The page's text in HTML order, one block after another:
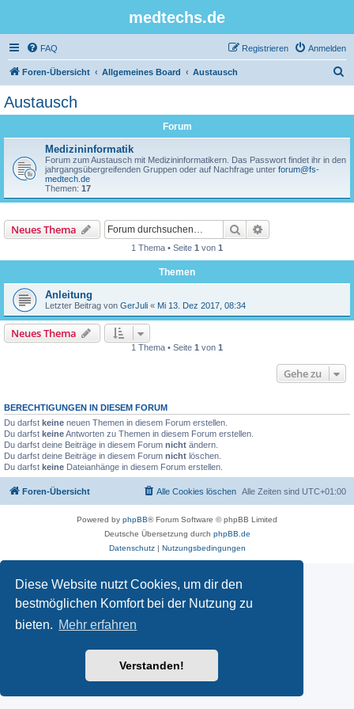
Diese Website nutzt Cookies, um dir den
bestmöglichen Komfort bei der Nutzung zu
bieten. Mehr erfahren
Verstanden!
medtechs.de
FAQ Anmelden
Registrieren
Foren-Übersicht Allgemeines Board Austausch
Austausch
Forum
Medizininformatik
Forum zum Austausch mit Medizininformatikern. Das Passwort findet ihr in den
jahrgangsübergreifenden Gruppen oder auf Nachfrage unter forum@fs-
medtech.de
Themen: 17
Neues Thema Suche
1 Thema • Seite 1 von 1
Themen
Anleitung
Letzter Beitrag von GerJuli « Mi 13. Dez 2017, 08:34
Neues Thema
1 Thema • Seite 1 von 1
Gehe zu
BERECHTIGUNGEN IN DIESEM FORUM
Du darfst keine neuen Themen in diesem Forum erstellen.
Du darfst keineAntworten zu Themen in diesem Forum erstellen.
Du darfst deine Beiträge in diesem Forum nicht ändern.
Du darfst deine Beiträge in diesem Forum nicht löschen.
Du darfst keine Dateianhänge in diesem Forum erstellen.
Foren-Übersicht Alle Zeiten sind UTC+01:00
Alle Cookies löschen
Powered by phpBB® Forum Software © phpBB Limited
Deutsche Übersetzung durch phpBB.de
Datenschutz| Nutzungsbedingungen